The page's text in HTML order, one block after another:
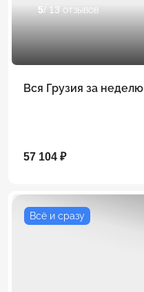
5/ 13 отзывов
Вся Грузия за неделю
57 104 ₽
Всё и сразу